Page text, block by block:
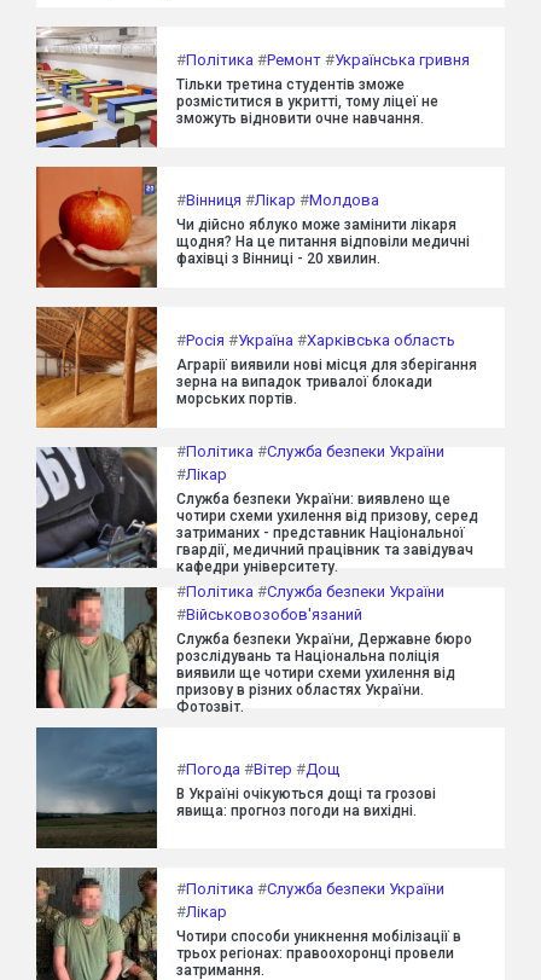
#Політика #Ремонт #Українська гривня
Тільки третина студентів зможе
розміститися в укритті, тому ліцеї не
зможуть відновити очне навчання.
#Вінниця #Лікар #Молдова
Чи дійсно яблуко може замінити лікаря
щодня? На це питання відповіли медичні
фахівці з Вінниці - 20 хвилин.
#Росія #Україна #Харківська область
Аграрії виявили нові місця для зберігання
зерна на випадок тривалої блокади
морських портів.
#Політика #Служба безпеки України
#Лікар
Служба безпеки України: виявлено ще
чотири схеми ухилення від призову, серед
затриманих - представник Національної
гвардії, медичний працівник та завідувач
кафедри університету.
#Політика #Служба безпеки України
#Військовозобов'язаний
Служба безпеки України, Державне бюро
розслідувань та Національна поліція
виявили ще чотири схеми ухилення від
призову в різних областях України.
Фотозвіт.
#Погода #Вітер #Дощ
В Україні очікуються дощі та грозові
явища: прогноз погоди на вихідні.
#Політика #Служба безпеки України
#Лікар
Чотири способи уникнення мобілізації в
трьох регіонах: правоохоронці провели
затримання.